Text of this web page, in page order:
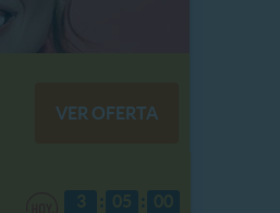
VER OFERTA
3 05 00